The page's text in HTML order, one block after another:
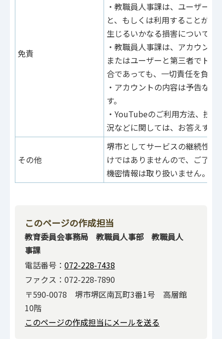
免責
・教職員人事課は、ユーザー
と、もしくは利用することがで
生じるいかなる損害についても
・教職員人事課は、アカウン
またはユーザーと第三者でト
合であっても、一切責任を負い
・アカウントの内容は予告な
す。
・YouTubeのご利用方法、技
況などに関しては、お答えする
その他
堺市としてサービスの継続性、
けではありませんので、ご了承
機密情報は取り扱いません。
このページの作成担当
教育委員会事務局 教職員人事部 教職員人
事課
電話番号： 072-228-7438
ファクス：072-228-7890
〒590-0078 堺市堺区南瓦町3番1号 高層館
10階
このページの作成担当にメールを送る